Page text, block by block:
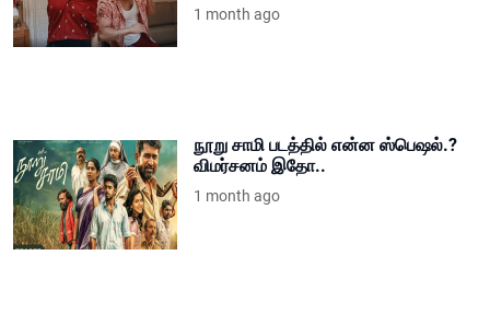
1 month ago
நூறு சாமி படத்தில் என்ன ஸ்பெஷல்.?
விமர்சனம் இதோ..
1 month ago